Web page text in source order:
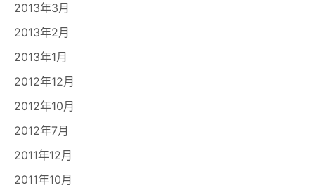
2013年3月
2013年2月
2013年1月
2012年12月
2012年10月
2012年7月
2011年12月
2011年10月